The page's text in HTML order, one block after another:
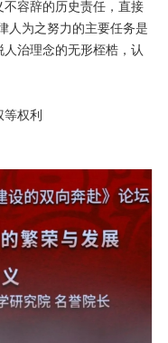
容辞的历史责任，直接
人为之努力的主要任务是
治理念的无形桎梏，认
权利